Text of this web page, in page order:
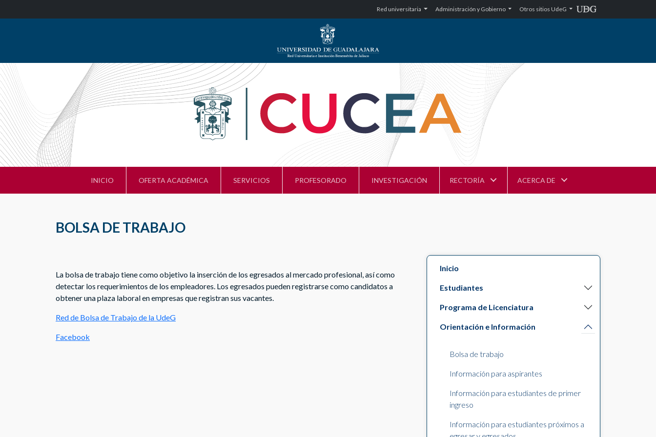
Red universitaria Administración y Gobierno Otros sitios UdeG
INICIO OFERTA ACADÉMICA SERVICIOS PROFESORADO INVESTIGACIÓN RECTORÍA ACERCA DE
BOLSA DE TRABAJO
La bolsa de trabajo tiene como objetivo la inserción de los egresados al mercado profesional, así como
detectar los requerimientos de los empleadores. Los egresados pueden registrarse como candidatos a
obtener una plaza laboral en empresas que registran sus vacantes.
Red de Bolsa de Trabajo de la UdeG
Facebook
Inicio
Estudiantes
Programa de Licenciatura
Orientación e Información
Bolsa de trabajo
Información para aspirantes
Información para estudiantes de primer
ingreso
Información para estudiantes próximos a